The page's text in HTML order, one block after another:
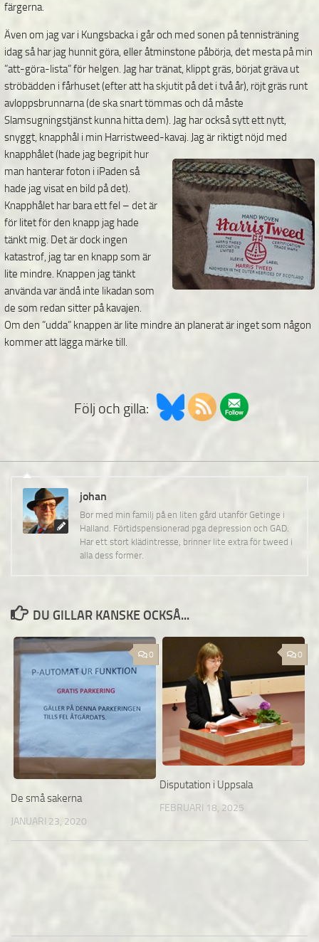
färgerna.
Även om jag var i Kungsbacka i går och med sonen på tennisträning
idag så har jag hunnit göra, eller åtminstone påbörja, det mesta på min
”att-göra-lista” för helgen. Jag har tränat, klippt gräs, börjat gräva ut
ströbädden i fårhuset (efter att ha skjutit på det i två år), röjt gräs runt
avloppsbrunnarna (de ska snart tömmas och då måste
Slamsugningstjänst kunna hitta dem). Jag har också sytt ett nytt,
snyggt, knapphål i min Harristweed-kavaj. Jag är riktigt nöjd med
knapphålet (hade jag begripit hur
man hanterar foton i iPaden så
hade jag visat en bild på det).
Knapphålet har bara ett fel – det är
för litet för den knapp jag hade
tänkt mig. Det är dock ingen
katastrof, jag tar en knapp som är
lite mindre. Knappen jag tänkt
använda var ändå inte likadan som
de som redan sitter på kavajen.
Om den ”udda” knappen är lite mindre än planerat är inget som någon
kommer att lägga märke till.
Följ och gilla:
johan
Bor med min familj på en liten gård utanför Getinge i
Halland. Förtidspensionerad pga depression och GAD.
Har ett stort klädintresse, brinner lite extra för tweed i
alla dess former.
DU GILLAR KANSKE OCKSÅ...
0
De små sakerna
JANUARI 23, 2020
0
Disputation i Uppsala
FEBRUARI 18, 2025